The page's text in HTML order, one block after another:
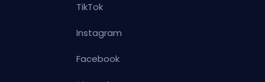
TikTok
Instagram
Facebook